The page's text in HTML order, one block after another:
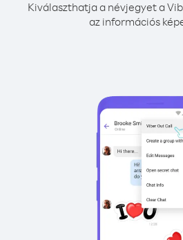
Kiválaszthatja a névjegyet a
az információs